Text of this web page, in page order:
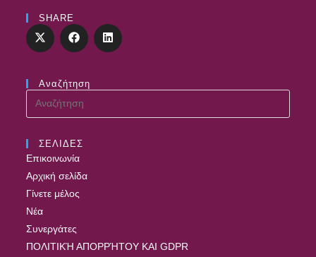
SHARE
Αναζήτηση
ΣΕΛΙΔΕΣ
Επικοινωνία
Αρχική σελίδα
Γίνετε μέλος
Νέα
Συνεργάτες
ΠΟΛΙΤΙΚΉ ΑΠΟΡΡΉΤΟΥ ΚΑΙ GDPR